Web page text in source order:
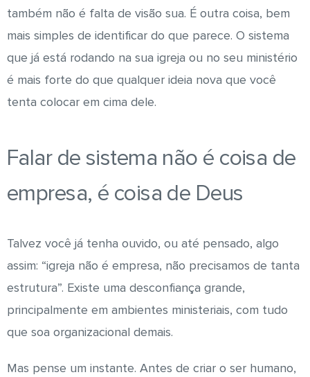
também não é falta de visão sua. É outra coisa, bem
mais simples de identificar do que parece. O sistema
que já está rodando na sua igreja ou no seu ministério
é mais forte do que qualquer ideia nova que você
tenta colocar em cima dele.
Falar de sistema não é coisa de
empresa, é coisa de Deus
Talvez você já tenha ouvido, ou até pensado, algo
assim: “igreja não é empresa, não precisamos de tanta
estrutura”. Existe uma desconfiança grande,
principalmente em ambientes ministeriais, com tudo
que soa organizacional demais.
Mas pense um instante. Antes de criar o ser humano,